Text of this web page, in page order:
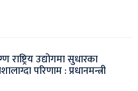
राष्ट्रिय उद्योगमा सुधारका
परिणाम : प्रधानमन्त्री